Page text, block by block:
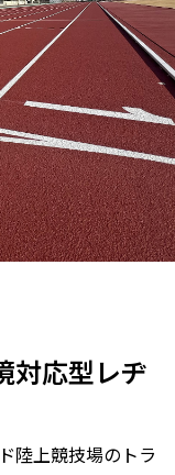
対応型レヂ
陸上競技場のトラ